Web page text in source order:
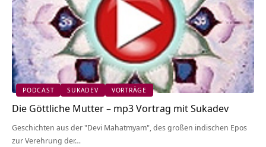
PODCAST SUKADEV VORTRÄGE
Die Göttliche Mutter – mp3 Vortrag mit Sukadev
Geschichten aus der "Devi Mahatmyam", des großen indischen Epos
zur Verehrung der…